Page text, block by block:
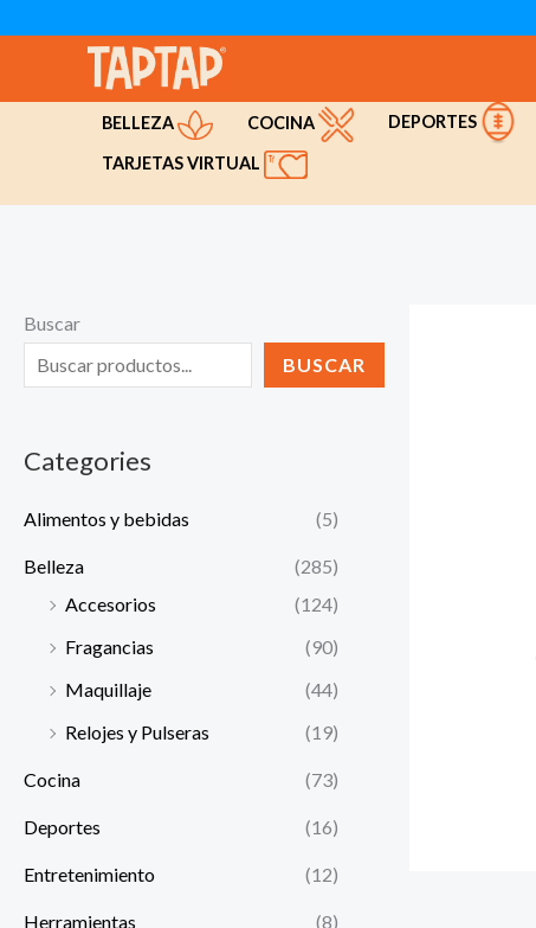
BELLEZA COCINA DEPORTES
TARJETAS VIRTUAL
Buscar
BUSCAR
Categories
Alimentos y bebidas (5)
Belleza
(285)
Accesorios
(124)
Fragancias
(90)
Maquillaje
(44)
Relojes y Pulseras
(19)
Cocina (73)
Deportes (16)
Entretenimiento (12)
Herramientas (8)